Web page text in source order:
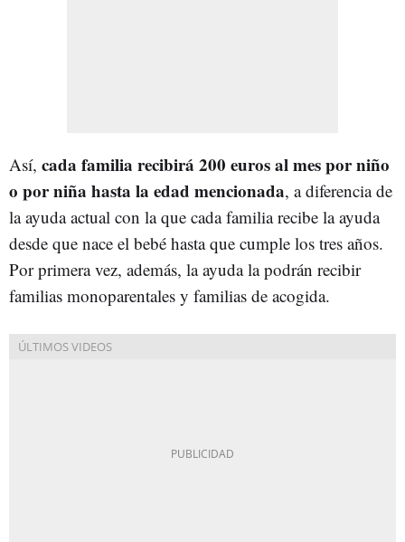
Así, cada familia recibirá 200 euros al mes por niño
o por niña hasta la edad mencionada, a diferencia de
la ayuda actual con la que cada familia recibe la ayuda
desde que nace el bebé hasta que cumple los tres años.
Por primera vez, además, la ayuda la podrán recibir
familias monoparentales y familias de acogida.